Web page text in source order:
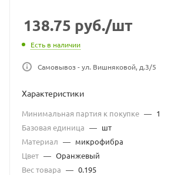
138.75 руб./шт
Есть в наличии
Самовывоз - ул. Вишняковой, д.3/5
Характеристики
Минимальная партия к покупке — 1
Базовая единица — шт
Материал — микрофибра
Цвет — Оранжевый
Вес товара — 0.195